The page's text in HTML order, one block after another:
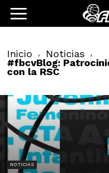
Inicio Noticias
#fbcvBlog:
con la RSC
NOTICIAS